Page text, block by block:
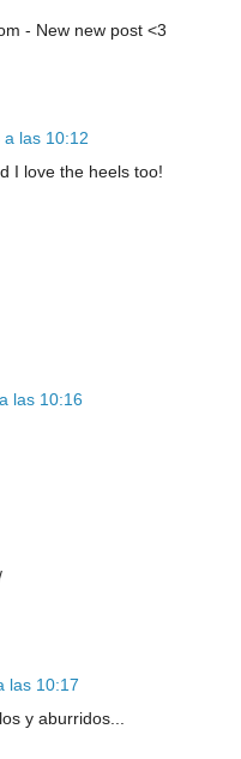
- New new post <3
las 10:12
I love the heels too!
las 10:16
las 10:17
y aburridos...